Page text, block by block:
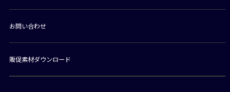
お問い合わせ
販促素材ダウンロード